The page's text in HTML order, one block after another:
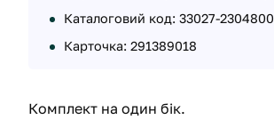
Каталоговий код: 33027-2304800
Карточка: 291389018
Комплект на один бік.